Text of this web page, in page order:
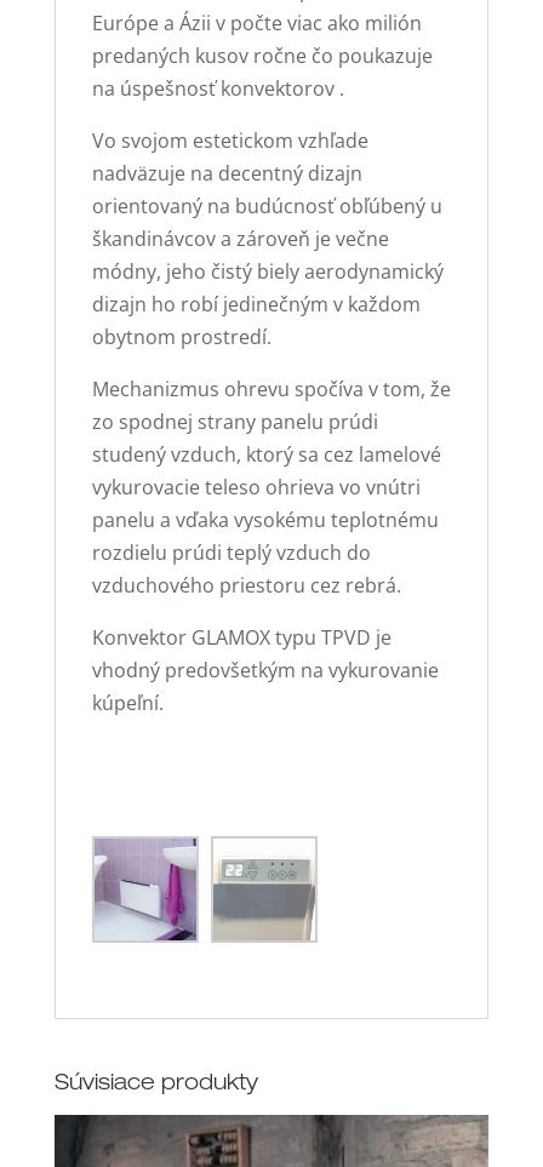
Európe a Ázii v počte viac ako milión
predaných kusov ročne čo poukazuje
na úspešnosť konvektorov .
Vo svojom estetickom vzhľade
nadväzuje na decentný dizajn
orientovaný na budúcnosť obľúbený u
škandinávcov a zároveň je večne
módny, jeho čistý biely aerodynamický
dizajn ho robí jedinečným v každom
obytnom prostredí.
Mechanizmus ohrevu spočíva v tom, že
zo spodnej strany panelu prúdi
studený vzduch, ktorý sa cez lamelové
vykurovacie teleso ohrieva vo vnútri
panelu a vďaka vysokému teplotnému
rozdielu prúdi teplý vzduch do
vzduchového priestoru cez rebrá.
Konvektor GLAMOX typu TPVD je
vhodný predovšetkým na vykurovanie
kúpeľní.
Súvisiace produkty